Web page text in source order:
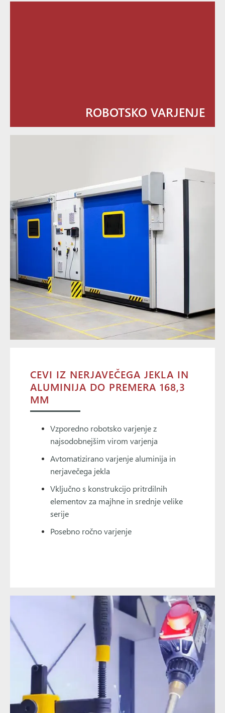
CEVI IZ NERJAVEČEGA JEKLA IN
ALUMINIJA DO PREMERA 168,3
MM
Vzporedno robotsko varjenje z
najsodobnejšim virom varjenja
Avtomatizirano varjenje aluminija in
nerjavečega jekla
Vključno s konstrukcijo pritrdilnih
elementov za majhne in srednje velike
serije
Posebno ročno varjenje
ROBOTSKO VARJENJE